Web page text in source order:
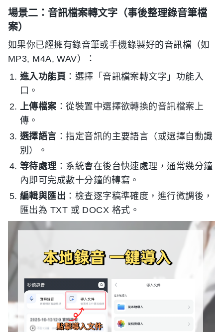
場景二：音訊檔案轉文字（事後整理錄音筆檔
案）
如果你已經擁有錄音筆或手機錄製好的音訊檔（如
MP3, M4A, WAV）：
進入功能頁 ：選擇「音訊檔案轉文字」功能入
口。
上傳檔案 ：從裝置中選擇欲轉換的音訊檔案上
傳。
選擇語言 ：指定音訊的主要語言（或選擇自動識
別）。
等待處理：系統會在後台快速處理，通常幾分鐘
內即可完成數十分鐘的轉寫。
編輯與匯出 ：檢查逐字稿準確度，進行微調後，
匯出為 TXT 或 DOCX 格式。